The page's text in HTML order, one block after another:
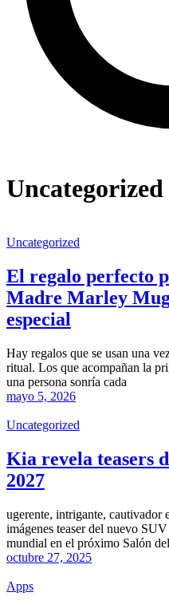
Uncategorized
Uncategorized
El regalo perfecto
Madre Marley
especial
Hay regalos que se usan una
ritual. Los que acompañan la
una persona sonría cada
mayo 5, 2026
Uncategorized
Kia revela teasers
2027
ugerente, intrigante, cautivador
imágenes teaser del nuevo
mundial en el próximo Salón
octubre 27, 2025
Apps